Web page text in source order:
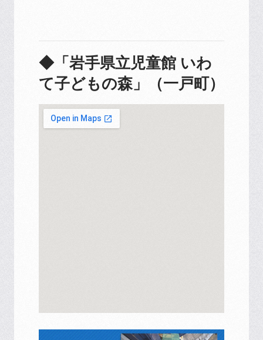
◆「岩手県立児童館 いわ
て子どもの森」（一戸町）